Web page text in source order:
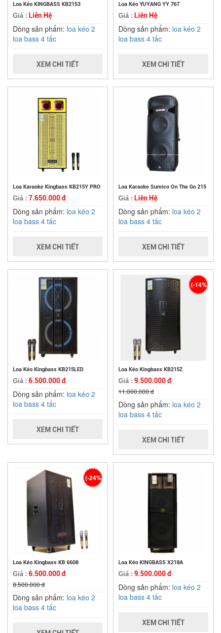
Loa Kéo KINGBASS KB2153
Giá : Liên Hệ
Dòng sản phẩm: loa kéo 2
loa bass 4 tấc
XEM CHI TIẾT
Loa Kéo YUYANG YY 767
Giá : Liên Hệ
Dòng sản phẩm: loa kéo 2
loa bass 4 tấc
XEM CHI TIẾT
Loa Karaoke Kingbass KB215Y PRO
Giá : 7.650.000 đ
Dòng sản phẩm: loa kéo 2
loa bass 4 tấc
XEM CHI TIẾT
Loa Karaoke Sumico On The Go 215
Giá : Liên Hệ
Dòng sản phẩm: loa kéo 2
loa bass 4 tấc
XEM CHI TIẾT
Loa Kéo Kingbass KB215LED
Giá : 6.500.000 đ
Dòng sản phẩm: loa kéo 2
loa bass 4 tấc
XEM CHI TIẾT
Loa Kéo Kingbass KB215Z
Giá : 9.500.000 đ
11.000.000 đ
(-14%)
Dòng sản phẩm: loa kéo 2
loa bass 4 tấc
XEM CHI TIẾT
Loa Kéo Kingbass KB 6608
Giá : 6.500.000 đ
8.500.000 đ
(-24%)
Dòng sản phẩm: loa kéo 2
loa bass 4 tấc
Loa Kéo KINGBASS X218A
Giá : 9.500.000 đ
Dòng sản phẩm: loa kéo 2
loa bass 4 tấc
XEM CHI TIẾT